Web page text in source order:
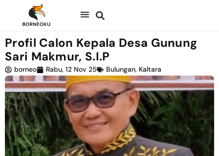
Profil Calon Kepala Desa Gunung
Sari Makmur, S.I.P
borneo Rabu, 12 Nov 25 Bulungan, Kaltara